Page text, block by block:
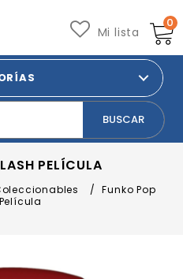
0
Mi lista
PELÍCULA
/
Funko Pop